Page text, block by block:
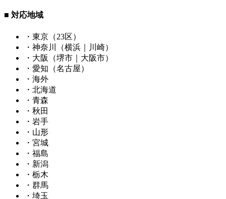
■ 対応地域
・東京（23区）
・神奈川（横浜｜川崎）
・大阪（堺市｜大阪市）
・愛知（名古屋）
・海外
・北海道
・青森
・秋田
・岩手
・山形
・宮城
・福島
・新潟
・栃木
・群馬
・埼玉